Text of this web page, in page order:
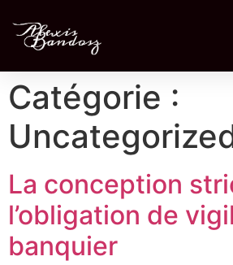
Catégorie :
La conception
l’obligation de
banquier